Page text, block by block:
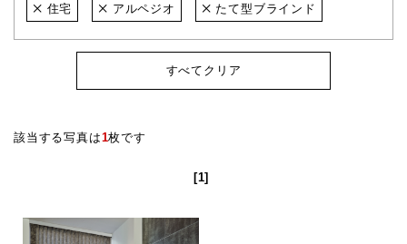
住宅 アルペジオ たて型ブラインド
すべてクリア
該当する写真は1枚です
[1]